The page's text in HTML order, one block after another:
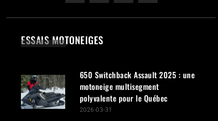
ESSAIS MOTONEIGES
650 Switchback Assault 2025 : une
motoneige multisegment
polyvalente pour le Québec
2026-03-31